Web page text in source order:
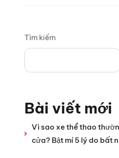
Tìm kiếm
Bài viết mới
Vì sao xe thể thao
cửa? Bật mí 5 lý do bất